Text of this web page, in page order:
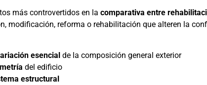
más controvertidos en la comparativa entre
modificación, reforma o rehabilitación que alteren la
esencial de la composición general exterior
del edificio
estructural